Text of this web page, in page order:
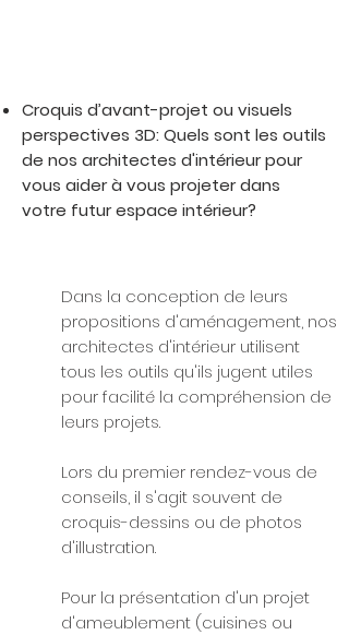
Croquis d’avant-projet ou visuels
perspectives 3D: Quels sont les outils
de nos architectes d'intérieur pour
vous aider à vous projeter dans
votre futur espace intérieur?
Dans la conception de leurs
propositions d'aménagement, nos
architectes d'intérieur utilisent
tous les outils qu'ils jugent utiles
pour facilité la compréhension de
leurs projets.
Lors du premier rendez-vous de
conseils, il s'agit souvent de
croquis-dessins ou de photos
d'illustration.
Pour la présentation d'un projet
d'ameublement (cuisines ou